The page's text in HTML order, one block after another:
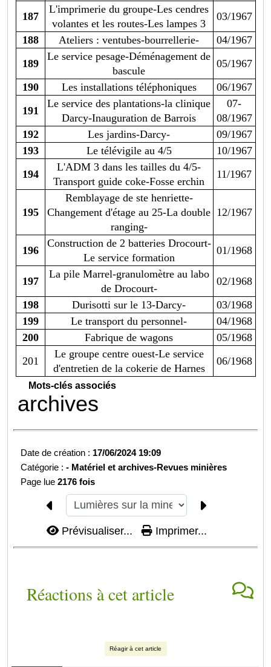
187
L'imprimerie du groupe-Les cendres
volantes et les routes-Les lampes 3
03/1967
188
Ateliers : ventubes-bourrellerie-
04/1967
189
Le service pesage-Déménagement de
bascule
05/1967
190
Les installations téléphoniques
06/1967
191
Le service des plantations-la clinique
Darcy-Inauguration de Barrois
07-
08/1967
192
Les jardins-Darcy-
09/1967
193
Le télévigile au 4/5
10/1967
194
L'ADM 3 dans les tailles du 4/5-
Transport guide coke-Fosse erchin
11/1967
195
Remblayage de ste henriette-
Changement d'étage au 25-La double
ranging-
12/1967
196
Construction de 2 batteries Drocourt-
Le service formation
01/1968
197
La pile Marrel-granulomètre au labo
de Drocourt-
02/1968
198
Durisotti sur le 13-Darcy-
03/1968
199
Le transport du personnel-
04/1968
200
Fabrique de wagons
05/1968
201
Le groupe centre ouest-Le service
d'entretien de la cokerie de Harnes
06/1968
Mots-clés associés
archives
Date de création : 17/06/2024 19:09
Catégorie :- Matériel et archives-Revues minières
Page lue2176 fois
Prévisualiser... Imprimer...
Réactions à cet article
Réagir à cet article